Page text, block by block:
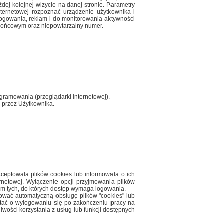
kolejnej wizycie na danej stronie. Parametry
rozpoznać urządzenie użytkownika i
reklam i do monitorowania aktywności
oraz niepowtarzalny numer.
(przeglądarki internetowej).
Użytkownika.
plików cookies lub informowała o ich
Wyłączenie opcji przyjmowania plików
tych, do których dostęp wymaga logowania.
automatyczną obsługę plików "cookies" lub
o wylogowaniu się po zakończeniu pracy na
korzystania z usług lub funkcji dostępnych